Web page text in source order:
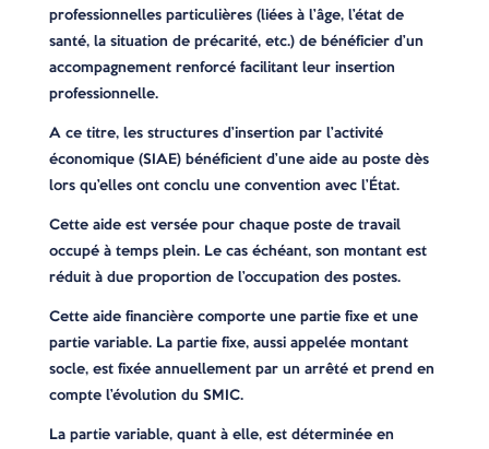
professionnelles particulières (liées à l’âge, l’état de
santé, la situation de précarité, etc.) de bénéficier d’un
accompagnement renforcé facilitant leur insertion
professionnelle.
A ce titre, les structures d’insertion par l’activité
économique (SIAE) bénéficient d’une aide au poste dès
lors qu’elles ont conclu une convention avec l’État.
Cette aide est versée pour chaque poste de travail
occupé à temps plein. Le cas échéant, son montant est
réduit à due proportion de l’occupation des postes.
Cette aide financière comporte une partie fixe et une
partie variable. La partie fixe, aussi appelée montant
socle, est fixée annuellement par un arrêté et prend en
compte l’évolution du SMIC.
La partie variable, quant à elle, est déterminée en